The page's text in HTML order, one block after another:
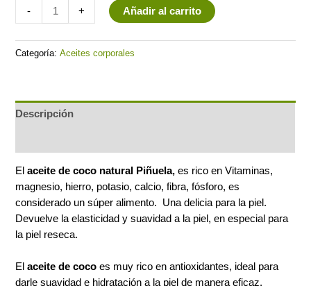
Quantity
-
de
coco
natural
ml
cantidad
Quantity
+ Añadir al carrito
Categoría:Aceites corporales
Descripción
Elaceite de coco natural Piñuela, es rico en Vitaminas,
magnesio, hierro, potasio, calcio, fibra, fósforo, es
considerado un súper alimento. Una delicia para la piel.
Devuelve la elasticidad y suavidad a la piel, en especial para
la piel reseca.
Elaceite de coco es muy rico en antioxidantes, ideal para
darle suavidad e hidratación a la piel de manera eficaz.